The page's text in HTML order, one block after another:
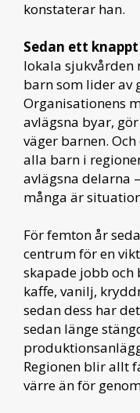
konstaterar han.
Sedan ett
lokala sjukvården
barn som lider av
Organisationens
avlägsna byar,
väger barnen.
alla barn i
avlägsna delarna
många är
För femton år
centrum för en
skapade jobb
kaffe, vanilj,
sedan dess har
sedan länge
Regionen blir allt
värre än för